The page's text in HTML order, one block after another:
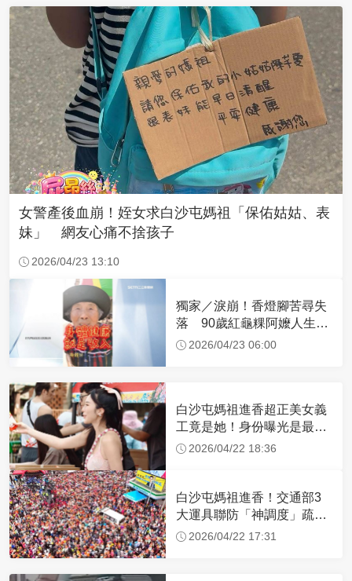
女警產後血崩！姪女求白沙屯媽祖「保佑姑姑、表
妹」 網友心痛不捨孩子
2026/04/23 13:10
獨家／淚崩！香燈腳苦尋失
落 90歲紅龜粿阿嬤人生謝
幕2026/04/23 06:00
白沙屯媽祖進香超正美女義
工竟是她！身份曝光是最美
禮生 一輩子不結婚
2026/04/22 18:36
白沙屯媽祖進香！交通部3
大運具聯防「神調度」疏運
32.1萬創新高
2026/04/22 17:31